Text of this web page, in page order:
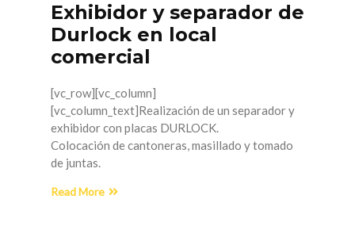
Exhibidor y separador de
Durlock en local
comercial
[vc_row][vc_column]
[vc_column_text]Realización de un separador y
exhibidor con placas DURLOCK.
Colocación de cantoneras, masillado y tomado
de juntas.
Read More